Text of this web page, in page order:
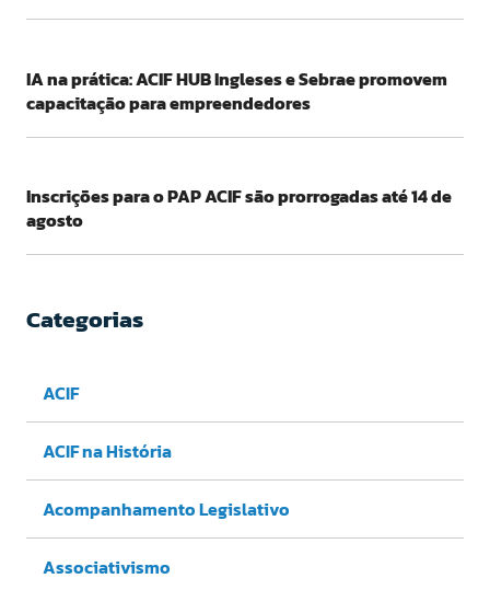
IA na prática: ACIF HUB Ingleses e Sebrae promovem
capacitação para empreendedores
Inscrições para o PAP ACIF são prorrogadas até 14 de
agosto
Categorias
ACIF
ACIF na História
Acompanhamento Legislativo
Associativismo